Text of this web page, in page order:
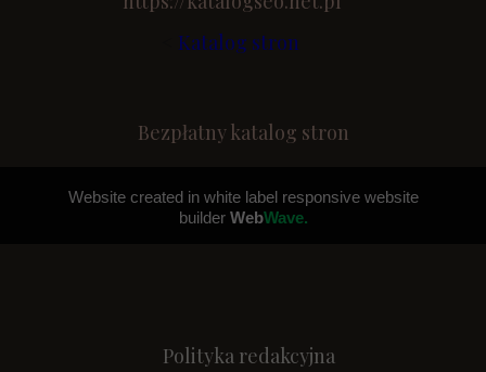
Polityka redakcyjna
Katalog stron
Bezpłatny katalog stron
Website created in white label responsive website
builder WebWave.